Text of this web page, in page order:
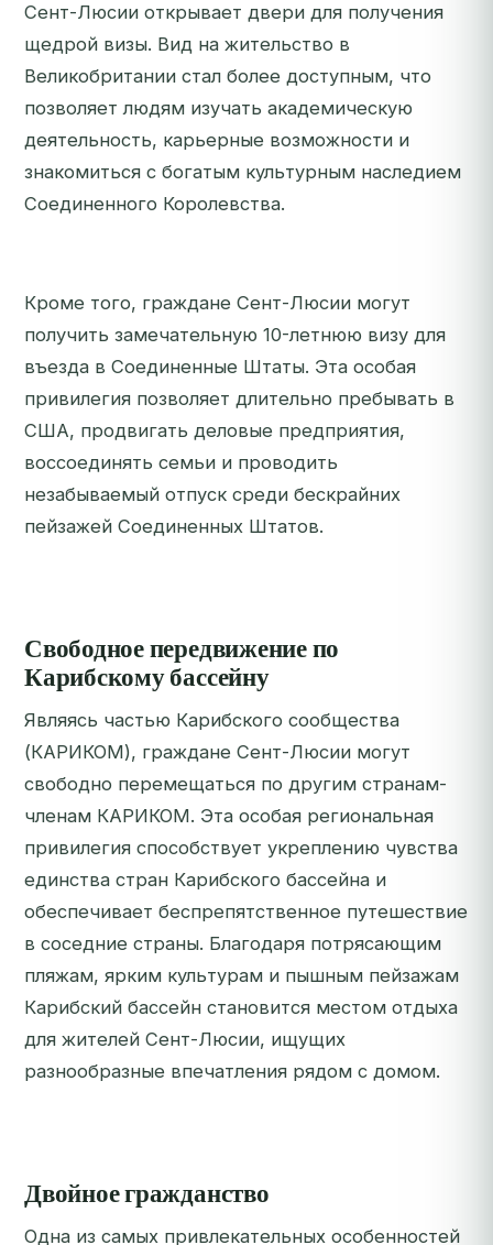
Сент-Люсии открывает двери для получения
щедрой визы. Вид на жительство в
Великобритании стал более доступным, что
позволяет людям изучать академическую
деятельность, карьерные возможности и
знакомиться с богатым культурным наследием
Соединенного Королевства.
Кроме того, граждане Сент-Люсии могут
получить замечательную 10-летнюю визу для
въезда в Соединенные Штаты. Эта особая
привилегия позволяет длительно пребывать в
США, продвигать деловые предприятия,
воссоединять семьи и проводить
незабываемый отпуск среди бескрайних
пейзажей Соединенных Штатов.
Свободное передвижение по
Карибскому бассейну
Являясь частью Карибского сообщества
(КАРИКОМ), граждане Сент-Люсии могут
свободно перемещаться по другим странам-
членам КАРИКОМ. Эта особая региональная
привилегия способствует укреплению чувства
единства стран Карибского бассейна и
обеспечивает беспрепятственное путешествие
в соседние страны. Благодаря потрясающим
пляжам, ярким культурам и пышным пейзажам
Карибский бассейн становится местом отдыха
для жителей Сент-Люсии, ищущих
разнообразные впечатления рядом с домом.
Двойное гражданство
Одна из самых привлекательных особенностей